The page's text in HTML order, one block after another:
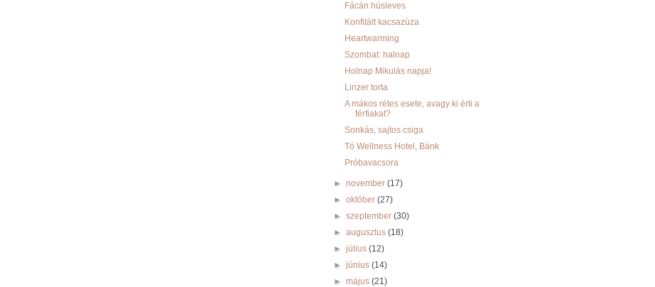
Fácán húsleves
Konfitált kacsazúza
Heartwarming
Szombat: halnap
Holnap Mikulás napja!
Linzer torta
A mákos rétes esete, avagy ki érti a
férfiakat?
Sonkás, sajtos csiga
Tó Wellness Hotel, Bánk
Próbavacsora
►november(17)
►október(27)
►szeptember(30)
►augusztus(18)
►július(12)
►június(14)
►május(21)